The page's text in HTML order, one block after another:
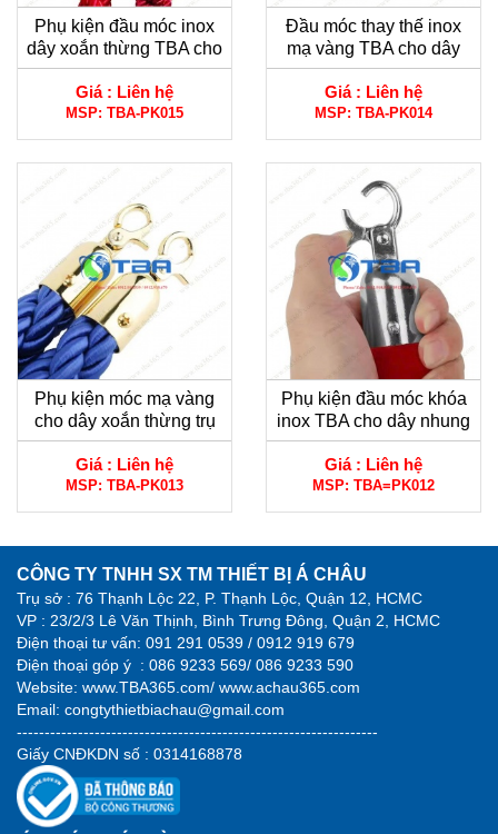
Phụ kiện đầu móc inox
dây xoắn thừng TBA cho
trụ chắn inox đầu tròn
Giá : Liên hệ
MSP: TBA-PK015
Đầu móc thay thế inox
mạ vàng TBA cho dây
nhung trụ chắn inox
Giá : Liên hệ
MSP: TBA-PK014
Phụ kiện móc mạ vàng
cho dây xoắn thừng trụ
chắn inox
Giá : Liên hệ
MSP: TBA-PK013
Phụ kiện đầu móc khóa
inox TBA cho dây nhung
trụ chắn
Giá : Liên hệ
MSP: TBA=PK012
CÔNG TY TNHH SX TM THIẾT BỊ Á CHÂU
Trụ sở : 76 Thạnh Lộc 22, P. Thạnh Lộc, Quận 12, HCMC
VP : 23/2/3 Lê Văn Thịnh, Bình Trưng Đông, Quận 2, HCMC
Điện thoại tư vấn: 091 291 0539 / 0912 919 679
Điện thoại góp ý : 086 9233 569/ 086 9233 590
Website: www.TBA365.com/ www.achau365.com
Email: congtythietbiachau@gmail.com
-----------------------------------------------------------------
Giấy CNĐKDN số : 0314168878